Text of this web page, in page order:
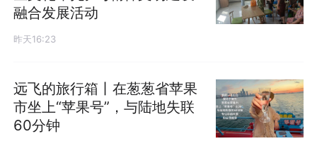
融合发展活动
昨天16:23
远飞的旅行箱丨在葱葱省苹果
市坐上“苹果号”，与陆地失联
60分钟